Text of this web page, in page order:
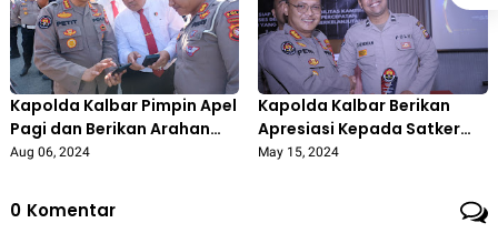
Kapolda Kalbar Pimpin Apel
Pagi dan Berikan Arahan
Khusus Kepada Seluruh
Aug 06, 2024
Kapolda Kalbar Berikan
Apresiasi Kepada Satker
Polda dan Polres Jajaran
May 15, 2024
0 Komentar